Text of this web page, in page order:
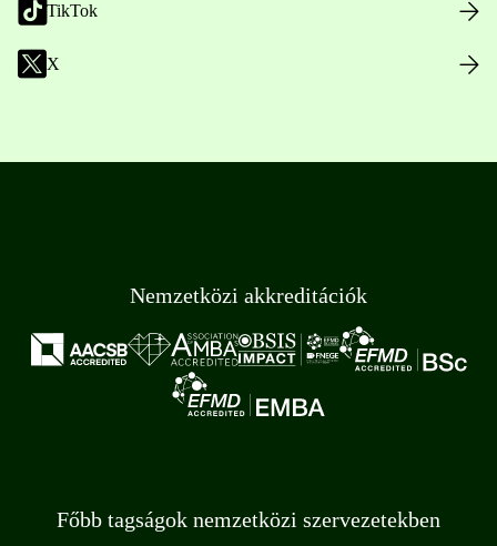
TikTok
X
Nemzetközi akkreditációk
Főbb tagságok nemzetközi szervezetekben